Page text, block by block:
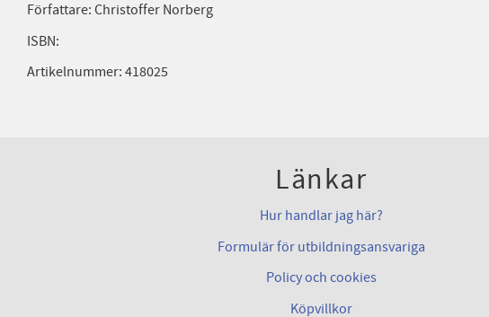
Författare: Christoffer Norberg
ISBN:
Artikelnummer: 418025
Länkar
Hur handlar jag här?
Formulär för utbildningsansvariga
Policy och cookies
Köpvillkor